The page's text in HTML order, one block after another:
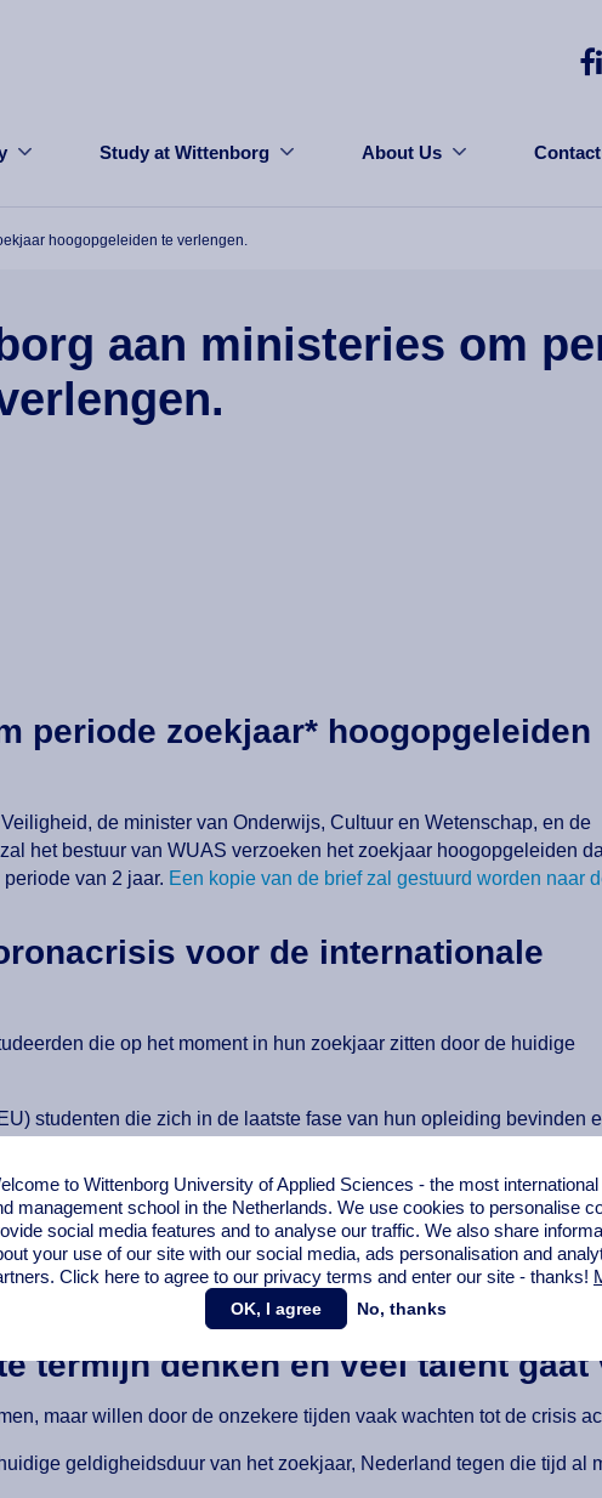
Study at Wittenborg About Us
hoogopgeleiden te verlengen.
aan ministeries om
periode zoekjaar* hoogopgeleiden
de minister van Onderwijs, Cultuur en Wetenschap, en de
het bestuur van WUAS verzoeken het zoekjaar hoogopgeleiden
van 2 jaar. Een kopie van de brief zal gestuurd worden naar
voor de internationale
die op het moment in hun zoekjaar zitten door de huidige
studenten die zich in de laatste fase van hun opleiding bevinden
vinden.
omstandigheden geen eerlijke kans krijgt een baan te vinden in
groep te beperken is aanpassing van de huidige regelgeving
termijn denken en veel talent gaat
maar willen door de onzekere tijden vaak wachten tot de crisis
geldigheidsduur van het zoekjaar, Nederland tegen die tijd al
to Wittenborg University of Applied Sciences - the most
management school in the Netherlands. We use cookies to personalise
social media features and to analyse our traffic. We also share
your use of our site with our social media, ads personalisation and
Click here to agree to our privacy terms and enter our site - thanks!
OK, I agree No, thanks